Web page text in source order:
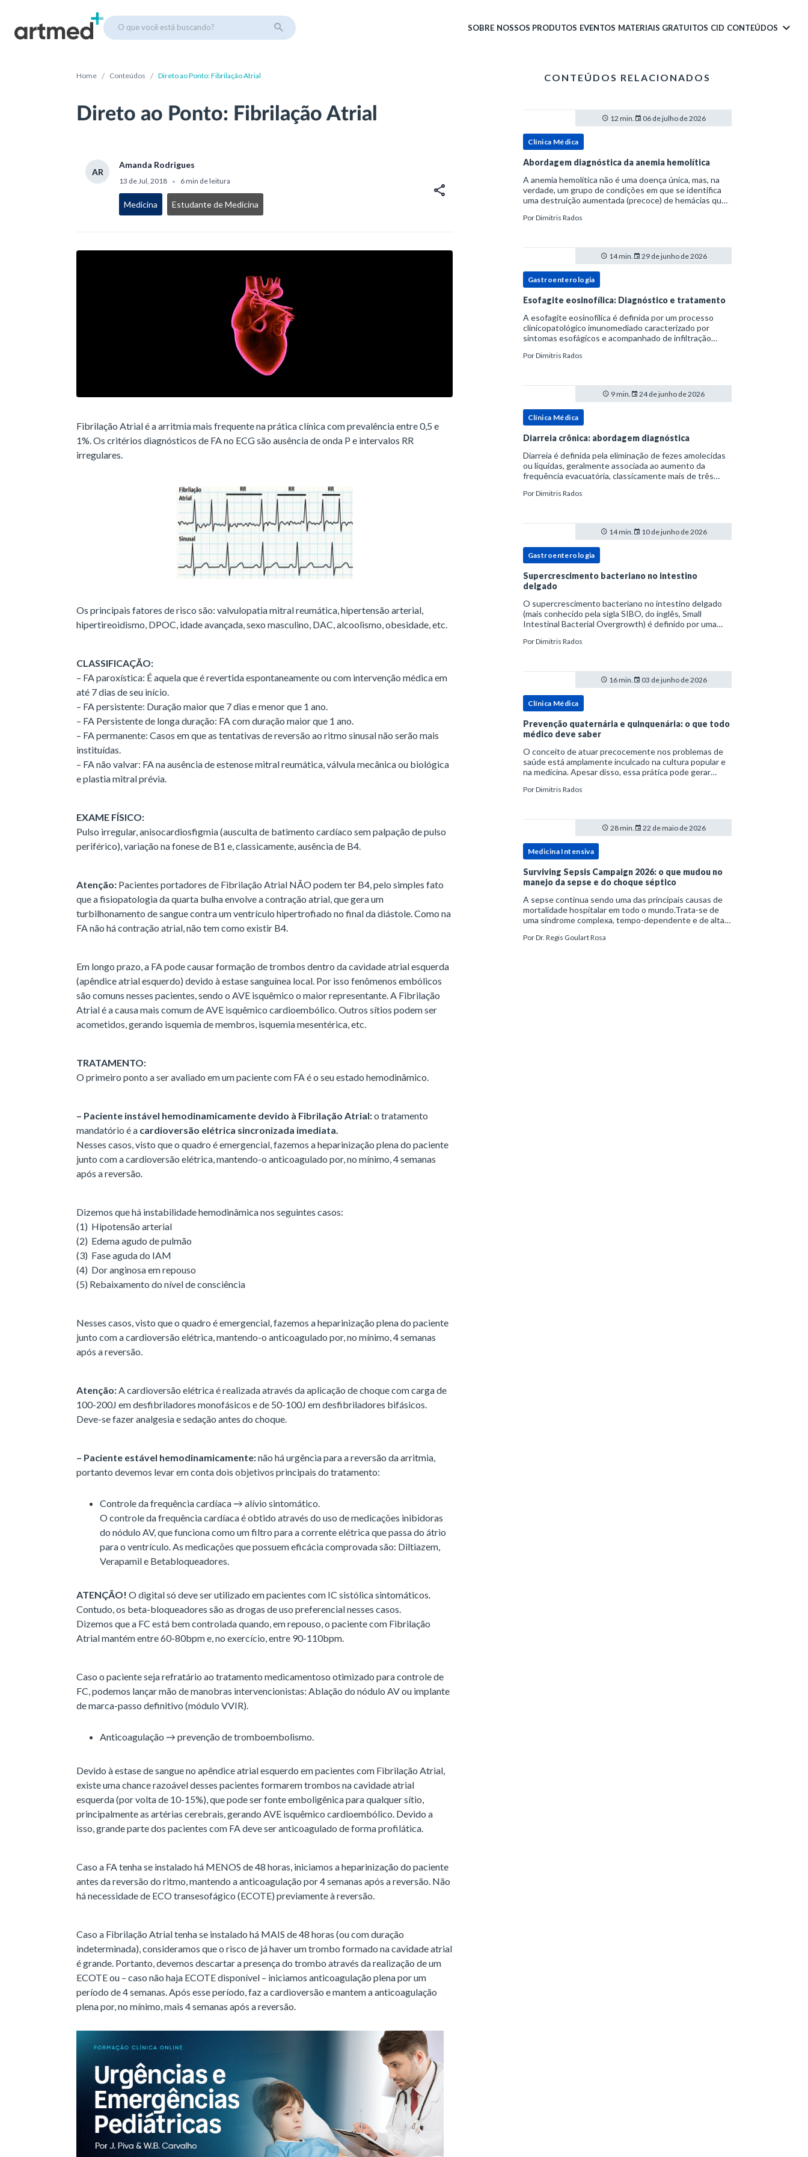
O que você está buscando? SOBRE NOSSOS PRODUTOS EVENTOS MATERIAIS GRATUITOS CID CONTEÚDOS
Home / Conteúdos / Direto ao Ponto: Fibrilação Atrial
Direto ao Ponto: Fibrilação Atrial
AR
Amanda Rodrigues
13 de Jul, 2018 • 6 min de leitura
Medicina Estudante de Medicina
Fibrilação Atrial é a arritmia mais frequente na prática clínica com prevalência entre 0,5 e
1%. Os critérios diagnósticos de FA no ECG são ausência de onda P e intervalos RR
irregulares.
Os principais fatores de risco são: valvulopatia mitral reumática, hipertensão arterial,
hipertireoidismo, DPOC, idade avançada, sexo masculino, DAC, alcoolismo, obesidade, etc.
CLASSIFICAÇÃO:
– FA paroxística: É aquela que é revertida espontaneamente ou com intervenção médica em
até 7 dias de seu início.
– FA persistente: Duração maior que 7 dias e menor que 1 ano.
– FA Persistente de longa duração: FA com duração maior que 1 ano.
– FA permanente: Casos em que as tentativas de reversão ao ritmo sinusal não serão mais
instituídas.
– FA não valvar: FA na ausência de estenose mitral reumática, válvula mecânica ou biológica
e plastia mitral prévia.
EXAME FÍSICO:
Pulso irregular, anisocardiosfigmia (ausculta de batimento cardíaco sem palpação de pulso
periférico), variação na fonese de B1 e, classicamente, ausência de B4.
Atenção: Pacientes portadores de Fibrilação Atrial NÃO podem ter B4, pelo simples fato
que a fisiopatologia da quarta bulha envolve a contração atrial, que gera um
turbilhonamento de sangue contra um ventrículo hipertrofiado no final da diástole. Como na
FA não há contração atrial, não tem como existir B4.
Em longo prazo, a FA pode causar formação de trombos dentro da cavidade atrial esquerda
(apêndice atrial esquerdo) devido à estase sanguínea local. Por isso fenômenos embólicos
são comuns nesses pacientes, sendo o AVE isquêmico o maior representante. A Fibrilação
Atrial é a causa mais comum de AVE isquêmico cardioembólico. Outros sítios podem ser
acometidos, gerando isquemia de membros, isquemia mesentérica, etc.
TRATAMENTO:
O primeiro ponto a ser avaliado em um paciente com FA é o seu estado hemodinâmico.
– Paciente instável hemodinamicamente devido à Fibrilação Atrial:o tratamento
mandatório é a cardioversão elétrica sincronizada imediata.
Nesses casos, visto que o quadro é emergencial, fazemos a heparinização plena do paciente
junto com a cardioversão elétrica, mantendo-o anticoagulado por, no mínimo, 4 semanas
após a reversão.
Dizemos que há instabilidade hemodinâmica nos seguintes casos:
(1) Hipotensão arterial
(2) Edema agudo de pulmão
(3) Fase aguda do IAM
(4) Dor anginosa em repouso
(5) Rebaixamento do nível de consciência
Nesses casos, visto que o quadro é emergencial, fazemos a heparinização plena do paciente
junto com a cardioversão elétrica, mantendo-o anticoagulado por, no mínimo, 4 semanas
após a reversão.
Atenção:A cardioversão elétrica é realizada através da aplicação de choque com carga de
100-200J em desfibriladores monofásicos e de 50-100J em desfibriladores bifásicos.
Deve-se fazer analgesia e sedação antes do choque.
– Paciente estável hemodinamicamente:não há urgência para a reversão da arritmia,
portanto devemos levar em conta dois objetivos principais do tratamento:
Controle da frequência cardíaca → alívio sintomático.
O controle da frequência cardíaca é obtido através do uso de medicações inibidoras
do nódulo AV, que funciona como um filtro para a corrente elétrica que passa do átrio
para o ventrículo. As medicações que possuem eficácia comprovada são: Diltiazem,
Verapamil e Betabloqueadores.
ATENÇÃO! O digital só deve ser utilizado em pacientes com IC sistólica sintomáticos.
Contudo, os beta-bloqueadores são as drogas de uso preferencial nesses casos.
Dizemos que a FC está bem controlada quando, em repouso, o paciente com Fibrilação
Atrial mantém entre 60-80bpm e, no exercício, entre 90-110bpm.
Caso o paciente seja refratário ao tratamento medicamentoso otimizado para controle de
FC, podemos lançar mão de manobras intervencionistas: Ablação do nódulo AV ou implante
de marca-passo definitivo (módulo VVIR).
Anticoagulação → prevenção de tromboembolismo.
Devido à estase de sangue no apêndice atrial esquerdo em pacientes com Fibrilação Atrial,
existe uma chance razoável desses pacientes formarem trombos na cavidade atrial
esquerda (por volta de 10-15%), que pode ser fonte emboligênica para qualquer sítio,
principalmente as artérias cerebrais, gerando AVE isquêmico cardioembólico. Devido a
isso, grande parte dos pacientes com FA deve ser anticoagulado de forma profilática.
Caso a FA tenha se instalado há MENOS de 48 horas, iniciamos a heparinização do paciente
antes da reversão do ritmo, mantendo a anticoagulação por 4 semanas após a reversão. Não
há necessidade de ECO transesofágico (ECOTE) previamente à reversão.
Caso a Fibrilação Atrial tenha se instalado há MAIS de 48 horas (ou com duração
indeterminada), consideramos que o risco de já haver um trombo formado na cavidade atrial
é grande. Portanto, devemos descartar a presença do trombo através da realização de um
ECOTE ou – caso não haja ECOTE disponível – iniciamos anticoagulação plena por um
período de 4 semanas. Após esse período, faz a cardioversão e mantem a anticoagulação
plena por, no mínimo, mais 4 semanas após a reversão.
CONTEÚDOS RELACIONADOS
12 min. 06 de julho de 2026
Clínica Médica
Abordagem diagnóstica da anemia hemolítica
A anemia hemolítica não é uma doença única, mas, na
verdade, um grupo de condições em que se identifica
uma destruição aumentada (precoce) de hemácias que
óssea.Como a vida média normal da hemácia é de apro
PorDimitris Rados
14 min. 29 de junho de 2026
Gastroenterologia
Esofagite eosinofílica: Diagnóstico e tratamento
A esofagite eosinofílica é definida por um processo
clinicopatológico imunomediado caracterizado por
sintomas esofágicos e acompanhado de infiltração
dentro do espectro da doença do refluxo gastr
PorDimitris Rados
9 min. 24 de junho de 2026
Clínica Médica
Diarreia crônica: abordagem diagnóstica
Diarreia é definida pela eliminação de fezes amolecidas
ou líquidas, geralmente associada ao aumento da
frequência evacuatória, classicamente mais de três
prática, a consistência das fezes costuma s
PorDimitris Rados
14 min. 10 de junho de 2026
Gastroenterologia
Supercrescimento bacteriano no intestino
delgado
O supercrescimento bacteriano no intestino delgado
(mais conhecido pela sigla SIBO, do inglês, Small
Intestinal Bacterial Overgrowth) é definido por uma
específica de disbiose do trato digestivo. P
PorDimitris Rados
16 min. 03 de junho de 2026
Clínica Médica
Prevenção quaternária e quinquenária: o que todo
médico deve saber
O conceito de atuar precocemente nos problemas de
saúde está amplamente inculcado na cultura popular e
na medicina. Apesar disso, essa prática pode gerar
tratamentos podem advir de prevenção excessiva
PorDimitris Rados
28 min. 22 de maio de 2026
Medicina Intensiva
Surviving Sepsis Campaign 2026: o que mudou no
manejo da sepse e do choque séptico
A sepse continua sendo uma das principais causas de
mortalidade hospitalar em todo o mundo.Trata-se de
uma síndrome complexa, tempo-dependente e de alta
manejo estruturado são determinantes para o desfe
PorDr. Regis Goulart Rosa